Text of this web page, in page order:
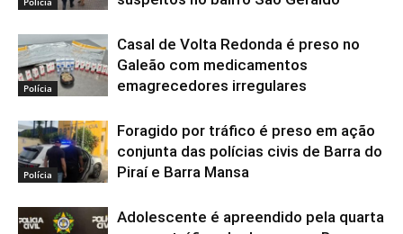
Polícia
Casal de Volta Redonda é preso no
Galeão com medicamentos
emagrecedores irregulares
Polícia
Foragido por tráfico é preso em ação
conjunta das polícias civis de Barra do
Piraí e Barra Mansa
Adolescente é apreendido pela quarta